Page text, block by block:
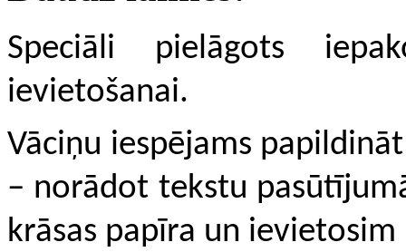
Speciāli pielāgots
ievietošanai.
Vāciņu iespējams
– norādot tekstu
krāsas papīra un